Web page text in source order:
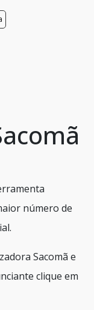
número de
Sacomã e
clique em